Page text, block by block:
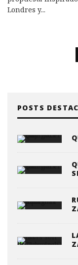
Londres y...
POSTS